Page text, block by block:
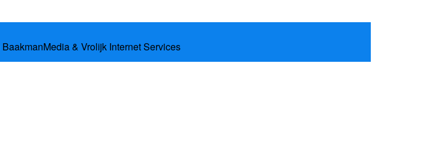
BaakmanMedia& Vrolijk Internet Services